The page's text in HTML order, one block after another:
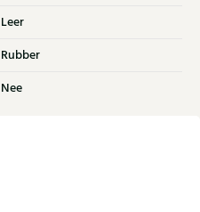
Leer
Rubber
Nee